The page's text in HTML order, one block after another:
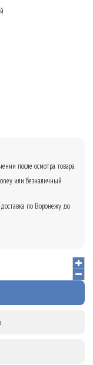
после осмотра товара.
или безналичный
по Воронежу до